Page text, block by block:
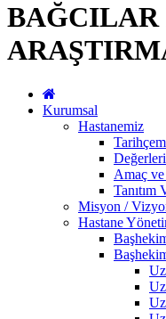
Kurumsal
Hastanemiz
Amaç
Tanıtım
Misyon /
Hastane